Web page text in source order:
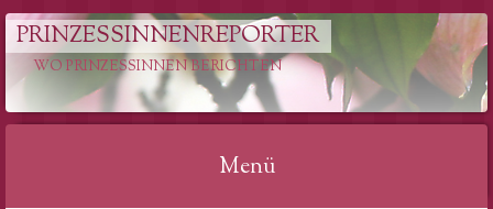
PRINZESSINNENREPORTER
WO PRINZESSINNEN BERICHTEN
Menü